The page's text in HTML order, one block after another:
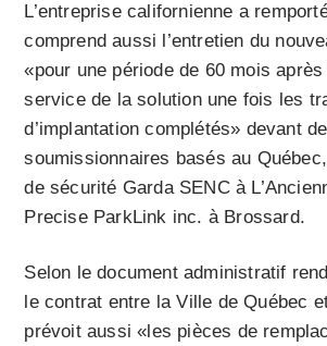
L’entreprise californienne a
comprend aussi l’entretien du
«pour une période de 60 mois
service de la solution une fois les
d’implantation complétés» devant
soumissionnaires basés au
de sécurité Garda SENC à
Precise ParkLink inc. à Brossard.
Selon le document administratif
le contrat entre la Ville de Québec
prévoit aussi «les pièces de